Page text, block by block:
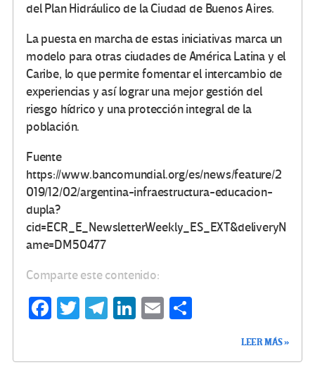
del Plan Hidráulico de la Ciudad de Buenos Aires.
La puesta en marcha de estas iniciativas marca un
modelo para otras ciudades de América Latina y el
Caribe, lo que permite fomentar el intercambio de
experiencias y así lograr una mejor gestión del
riesgo hídrico y una protección integral de la
población.
Fuente
https://www.bancomundial.org/es/news/feature/2
019/12/02/argentina-infraestructura-educacion-
dupla?
cid=ECR_E_NewsletterWeekly_ES_EXT&deliveryN
ame=DM50477
Comparte este contenido:
Fa T
Te
Li
E
LEER MÁS »